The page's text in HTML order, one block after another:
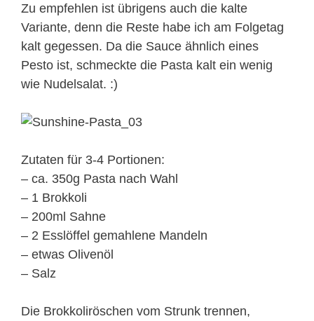
Zu empfehlen ist übrigens auch die kalte
Variante, denn die Reste habe ich am Folgetag
kalt gegessen. Da die Sauce ähnlich eines
Pesto ist, schmeckte die Pasta kalt ein wenig
wie Nudelsalat. :)
Zutaten für 3-4 Portionen:
– ca. 350g Pasta nach Wahl
– 1 Brokkoli
– 200ml Sahne
– 2 Esslöffel gemahlene Mandeln
– etwas Olivenöl
– Salz
Die Brokkoliröschen vom Strunk trennen,